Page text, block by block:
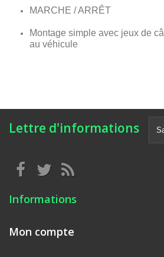
MARCHE / ARRÊT
Montage simple avec jeux de
au véhicule
Lettre d'informations
Informations
Mon compte